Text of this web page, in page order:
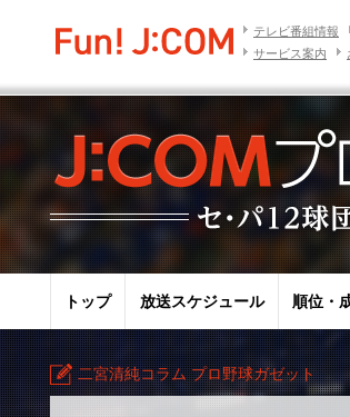
テレビ番組情報
サービス案内
トップ 放送スケジュール 順位・
二宮清純コラム プロ野球ガゼット